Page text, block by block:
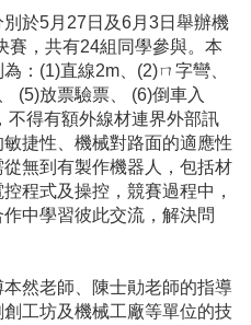
於5月27日及6月3日舉辦機
賽，共有24組同學參與。本
：(1)直線2m、(2)ㄇ字彎、
(5)放票驗票、 (6)倒車入
不得有額外線材連界外部訊
捷性、機械對路面的適應性
無到有製作機器人，包括材
程式及操控，競賽過程中，
中學習彼此交流，解決問
然老師、陳士勛老師的指導
工坊及機械工廠等單位的技